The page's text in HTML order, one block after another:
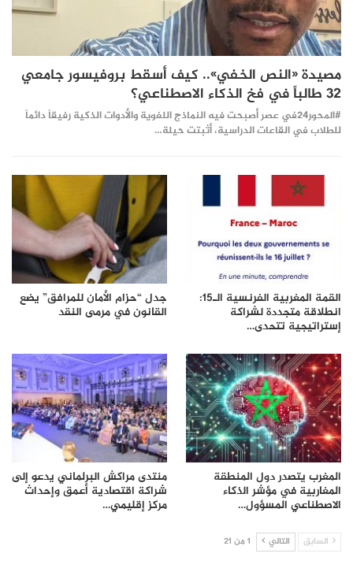
مصيدة «النص الخفي».. كيف أسقط بروفيسور جامعي
32 طالباً في فخ الذكاء الاصطناعي؟
#المحور24 ​في عصر أصبحت فيه النماذج اللغوية والأدوات الذكية رفيقاً دائماً
للطلاب في القاعات الدراسية، أثبتت حيلة…
القمة المغربية الفرنسية الـ15:
انطلاقة متجددة لشراكة
إستراتيجية تتحدى…
جدل “حزام الأمان للمرافق” يضع
القانون في مرمى النقد
المغرب يتصدر دول المنطقة
المغاربية في مؤشر الذكاء
الاصطناعي المسؤول…
منتدى مراكش البرلماني يدعو إلى
شراكة اقتصادية أعمق وإحداث
مركز إقليمي…
السابق التالي 1 من 21